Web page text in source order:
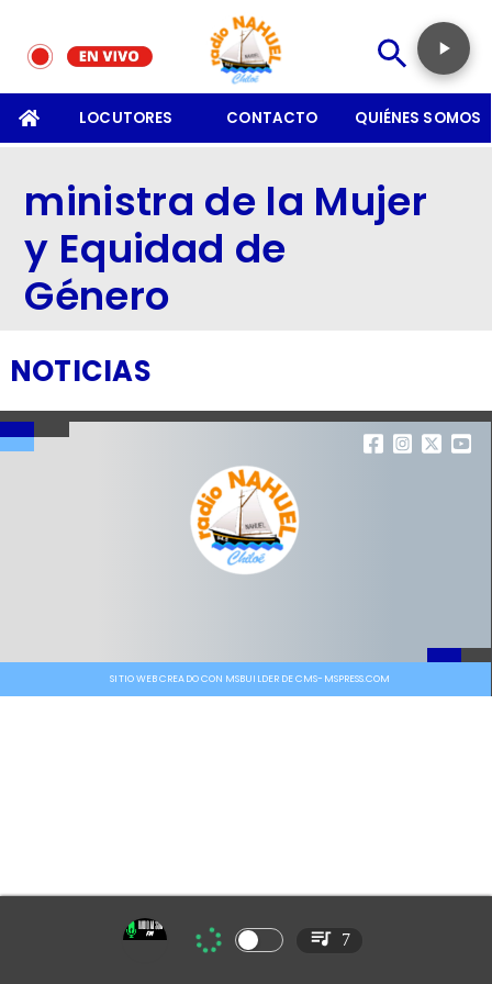
LOCUTORES CONTACTO QUIÉNES SOMOS
ministra de la Mujer
y Equidad de
Género
NOTICIAS
SITIO WEB CREADO CON MSBUILDER DE CMS-MSPRESS.COM
7